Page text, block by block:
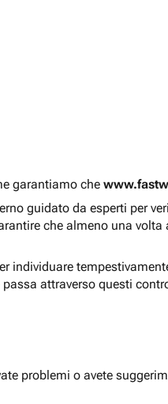
garantiamo che
guidato da esperti per
che almeno una
attraverso questi
problemi o avete